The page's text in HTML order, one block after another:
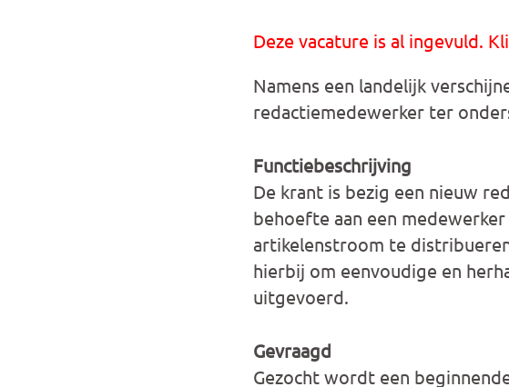
Deze vacature is al ingevuld.
Namens een landelijk
redactiemedewerker ter
Functiebeschrijving
De krant is bezig een nieuw
behoefte aan een
artikelenstroom te
hierbij om eenvoudige en
uitgevoerd.
Gevraagd
Gezocht wordt een